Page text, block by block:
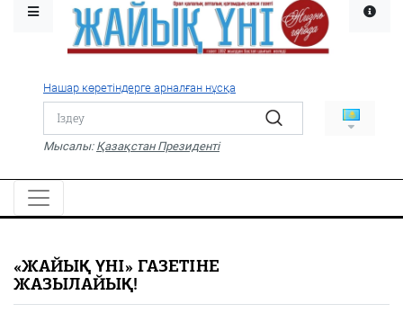
Қоғам
Дені сау ұлт
Спорт
Жалын
PDF
«Жайық үні» — 33 жыл
Каталог
Нашар көретіндерге арналған нұсқа
Мысалы: Қазақстан Президенті
«ЖАЙЫҚ ҮНІ» ГАЗЕТІНЕ
ЖАЗЫЛАЙЫҚ!